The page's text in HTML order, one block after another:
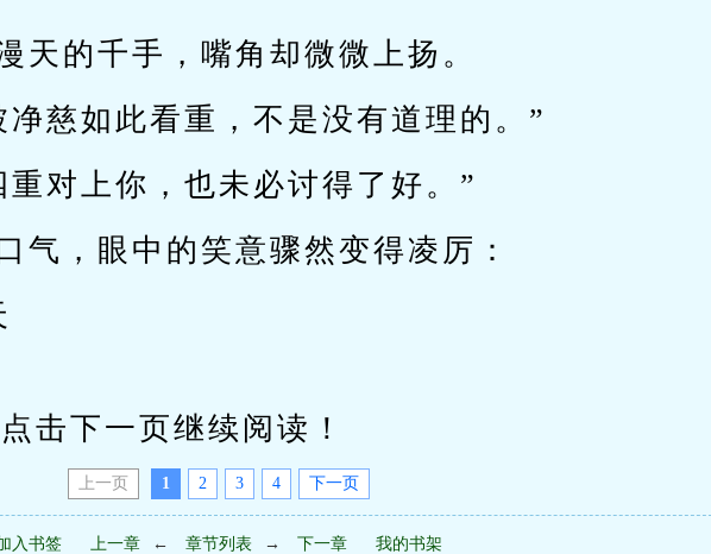
天的千手，嘴角却微微上扬。
净慈如此看重，不是没有道理的。”
重对上你，也未必讨得了好。”
气，眼中的笑意骤然变得凌厉：
下一页继续阅读！
上一页 1 2 3 4 下一页
入书签 上一章 ← 章节列表 → 下一章 我的书架